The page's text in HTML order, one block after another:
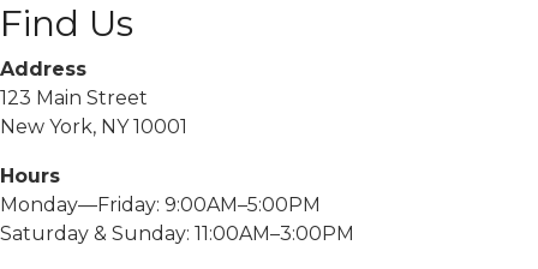
Find Us
Address
123 Main Street
New York, NY 10001
Hours
Monday—Friday: 9:00AM–5:00PM
Saturday & Sunday: 11:00AM–3:00PM